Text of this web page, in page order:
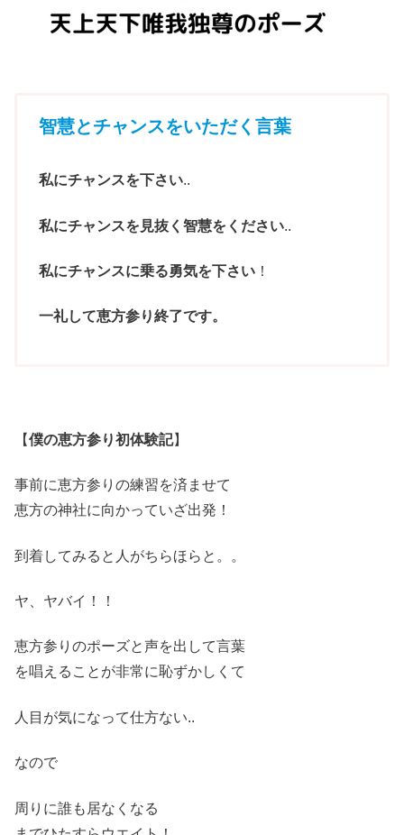
智慧とチャンスをいただく言葉
私にチャンスを下さい..
私にチャンスを見抜く智慧をください..
私にチャンスに乗る勇気を下さい ！
一礼して恵方参り終了です。
【僕の恵方参り初体験記】
事前に恵方参りの練習を済ませて
恵方の神社に向かっていざ出発！
到着してみると人がちらほらと 。。
ヤ、ヤバイ！！
恵方参りのポーズと声を出して言葉
を唱えることが非常に恥ずかしくて
人目が気になって仕方ない..
なので
周りに誰も居なくなる